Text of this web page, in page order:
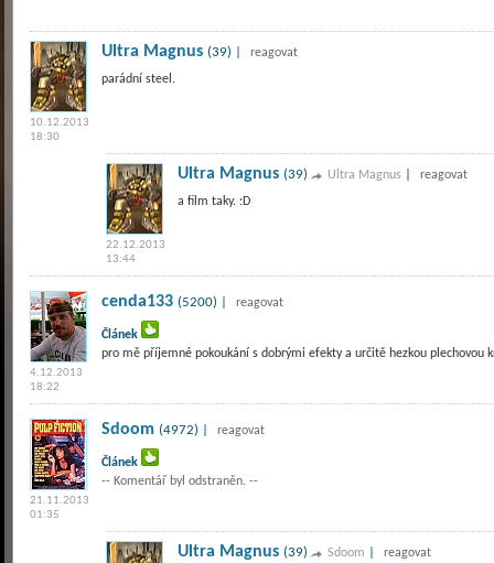
10.12.2013
18:30
Ultra Magnus (39) |
reagovat
parádní steel.
22.12.2013
13:44
Ultra Magnus (39) Ultra Magnus
reagovat
a film taky. :D
4.12.2013
18:22
cenda133 (5200) | reagovat
Článek
pro mě příjemné pokoukání s dobrými efekty a určitě hezkou plechovou
21.11.2013
01:35
Sdoom (4972) | reagovat
Článek
-- Komentář byl odstraněn. --
Ultra Magnus (39) Sdoom
reagovat